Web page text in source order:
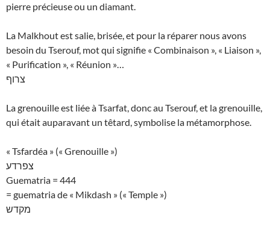
pierre précieuse ou un diamant.
La Malkhout est salie, brisée, et pour la réparer nous avons
besoin du Tserouf, mot qui signifie « Combinaison », « Liaison »,
« Purification », « Réunion »…
צרוף
La grenouille est liée à Tsarfat, donc au Tserouf, et la grenouille,
qui était auparavant un têtard, symbolise la métamorphose.
« Tsfardéa » (« Grenouille »)
צפרדע
Guematria = 444
= guematria de « Mikdash » (« Temple »)
מקדש